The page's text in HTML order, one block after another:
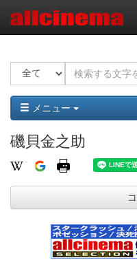
メニュー
磯貝金之助